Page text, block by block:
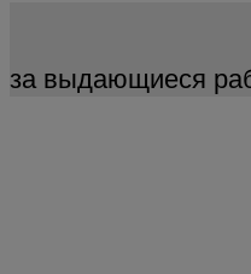
за выдающиеся